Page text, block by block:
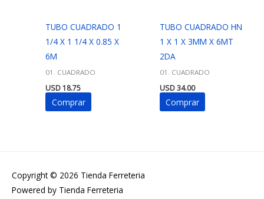
TUBO CUADRADO 1
1/4 X 1 1/4 X 0.85 X
6M
01. CUADRADO
USD18.75
Comprar
TUBO CUADRADO HN
1 X 1 X 3MM X 6MT
2DA
01. CUADRADO
USD34.00
Comprar
Copyright © 2026 Tienda Ferreteria
Powered by Tienda Ferreteria